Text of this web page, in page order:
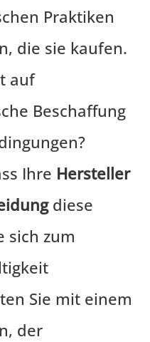
Praktiken
die sie kaufen.
auf
Beschaffung
Ihre Hersteller
diese
sich zum
Sie mit einem
der